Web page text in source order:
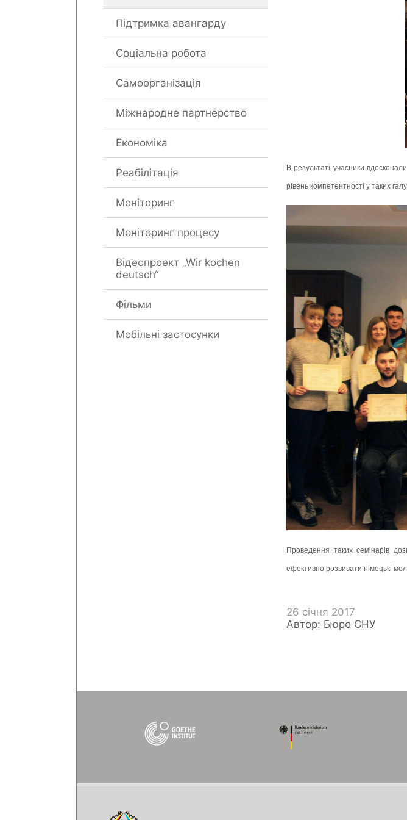
Підтримка авангарду
Соціальна робота
Самоорганізація
Міжнародне партнерство
Економіка
Реабілітація
Моніторинг
Моніторинг процесу
Відеопроект „Wir kochen
deutsch“
Фільми
Мобільні застосунки
В результаті учасники
рівень компетентності у таких
Проведення таких семінарів
ефективно розвивати німецькі
26 січня 2017
Автор: Бюро СНУ